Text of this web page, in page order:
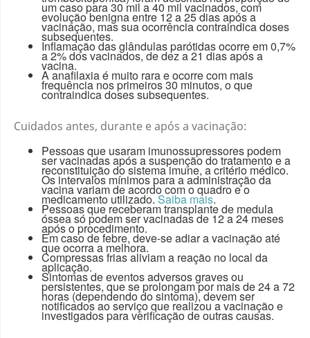
um caso para 30 mil a 40 mil vacinados, com
evolução benigna entre 12 a 25 dias após a
vacinação, mas sua ocorrência contraindica doses
subsequentes.
Inflamação das glândulas parótidas ocorre em 0,7%
a 2% dos vacinados, de dez a 21 dias após a
vacina.
A anafilaxia é muito rara e ocorre com mais
frequência nos primeiros 30 minutos, o que
contraindica doses subsequentes.
Cuidados antes, durante e após a vacinação:
Pessoas que usaram imunossupressores podem
ser vacinadas após a suspenção do tratamento e a
reconstituição do sistema imune, a critério médico.
Os intervalos mínimos para a administração da
vacina variam de acordo com o quadro e o
medicamento utilizado.Saiba mais.
Pessoas que receberam transplante de medula
óssea só podem ser vacinadas de 12 a 24 meses
após o procedimento.
Em caso de febre, deve-se adiar a vacinação até
que ocorra a melhora.
Compressas frias aliviam a reação no local da
aplicação.
Sintomas de eventos adversos graves ou
persistentes, que se prolongam por mais de 24 a 72
horas (dependendo do sintoma), devem ser
notificados ao serviço que realizou a vacinação e
investigados para verificação de outras causas.